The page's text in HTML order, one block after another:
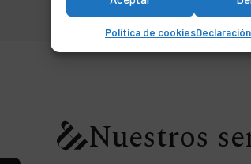
Política de cookies
Nuestros